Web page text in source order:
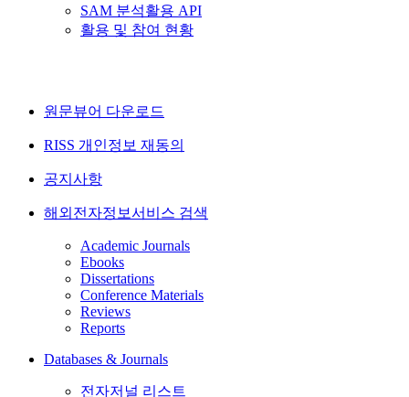
SAM 분석활용 API
활용 및 참여 현황
원문뷰어 다운로드
RISS 개인정보 재동의
공지사항
해외전자정보서비스 검색
Academic Journals
Ebooks
Dissertations
Conference Materials
Reviews
Reports
Databases & Journals
전자저널 리스트